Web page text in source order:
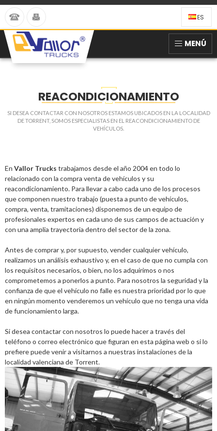
ES
MENÚ
REACONDICIONAMIENTO
SI DESEA CONTACTAR CON NOSOTROS ESTAMOS UBICADOS EN LA LOCALIDAD
DE TORRENT, SOMOS ESPECIALISTAS EN EL REACONDICIONAMIENTO DE
VEHÍCULOS.
En Vallor Trucks trabajamos desde el año 2004 en todo lo
relacionado con la compra venta de vehículos y su
reacondicionamiento. Para llevar a cabo cada uno de los procesos
que componen nuestro trabajo (puesta a punto de vehículos,
compra, venta, tramitaciones) disponemos de un equipo de
profesionales expertos en cada uno de sus campos de actuación y
con una amplia trayectoria dentro del sector de la zona.
Antes de comprar y, por supuesto, vender cualquier vehículo,
realizamos un análisis exhaustivo y, en el caso de que no cumpla con
los requisitos necesarios, o bien, no los adquirimos o nos
comprometemos a ponerlos a punto. Para nosotros la seguridad y la
confianza de que el vehículo no falle es nuestra prioridad por lo que
en ningún momento venderemos un vehículo que no tenga una vida
de funcionamiento larga.
Si desea contactar con nosotros lo puede hacer a través del
teléfono o correo electrónico que figuran en esta página web o si lo
prefiere puede venir a visitarnos a nuestras instalaciones de la
localidad valenciana de Torrent.